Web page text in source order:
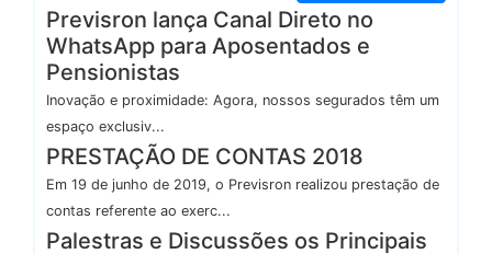
Previsron lança Canal Direto no
WhatsApp para Aposentados e
Pensionistas
Inovação e proximidade: Agora, nossos segurados têm um
espaço exclusiv...
PRESTAÇÃO DE CONTAS 2018
Em 19 de junho de 2019, o Previsron realizou prestação de
contas referente ao exerc...
Palestras e Discussões os Principais